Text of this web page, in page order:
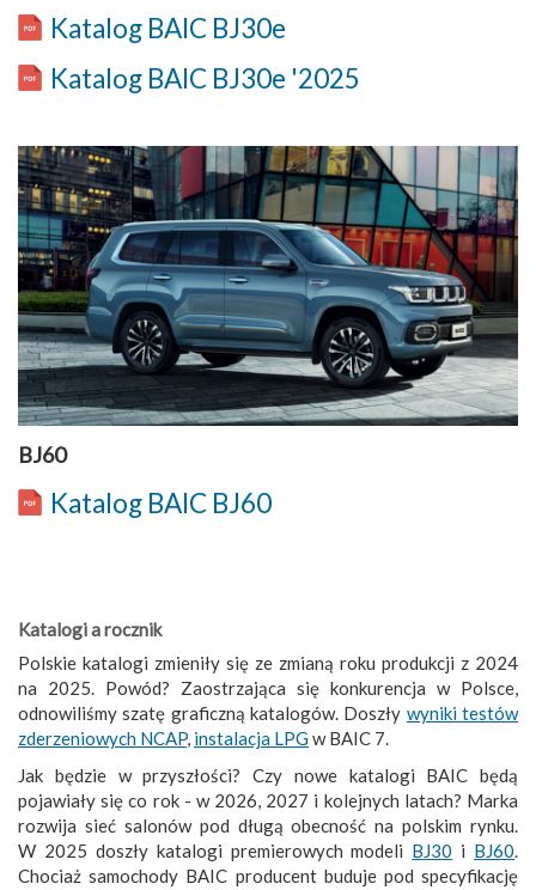
Katalog BAIC BJ30e
Katalog BAIC BJ30e '2025
BJ60
Katalog BAIC BJ60
Katalogi a rocznik
Polskie katalogi zmieniły się ze zmianą roku produkcji z 2024
na 2025. Powód? Zaostrzająca się konkurencja w Polsce,
odnowiliśmy szatę graficzną katalogów. Doszły wyniki testów
zderzeniowych NCAP, instalacja LPGw BAIC 7.
Jak będzie w przyszłości? Czy nowe katalogi BAIC będą
pojawiały się co rok - w 2026, 2027 i kolejnych latach? Marka
rozwija sieć salonów pod długą obecność na polskim rynku.
W 2025 doszły katalogi premierowych modeli BJ30 i BJ60.
Chociaż samochody BAIC producent buduje pod specyfikację